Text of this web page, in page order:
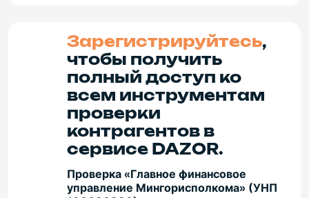
Зарегистрируйтесь,
чтобы получить
полный доступ ко
всем инструментам
проверки
контрагентов в
сервисе DAZOR.
Проверка «Главное финансовое
управление Мингорисполкома» (УНП